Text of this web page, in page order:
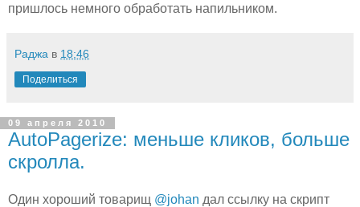
пришлось немного обработать напильником.
Раджа в 18:46
Поделиться
09 апреля 2010
AutoPagerize: меньше кликов, больше
скролла.
Один хороший товарищ @johan дал ссылку на скрипт